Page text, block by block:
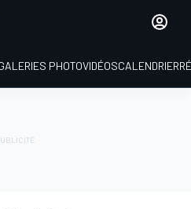
PHOTOVIDÉOSCALENDRIER